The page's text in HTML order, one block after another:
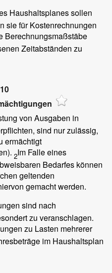
Haushaltsplanes sollen
sie für Kostenrechnungen
Berechnungsmaßstäbe
Zeitabständen zu
von Ausgaben in
sind nur zulässig,
ermächtigt
2Im Falle eines
Bedarfes können
geltenden
gemacht werden.
sind nach
zu veranschlagen.
zu Lasten mehrerer
im Haushaltsplan